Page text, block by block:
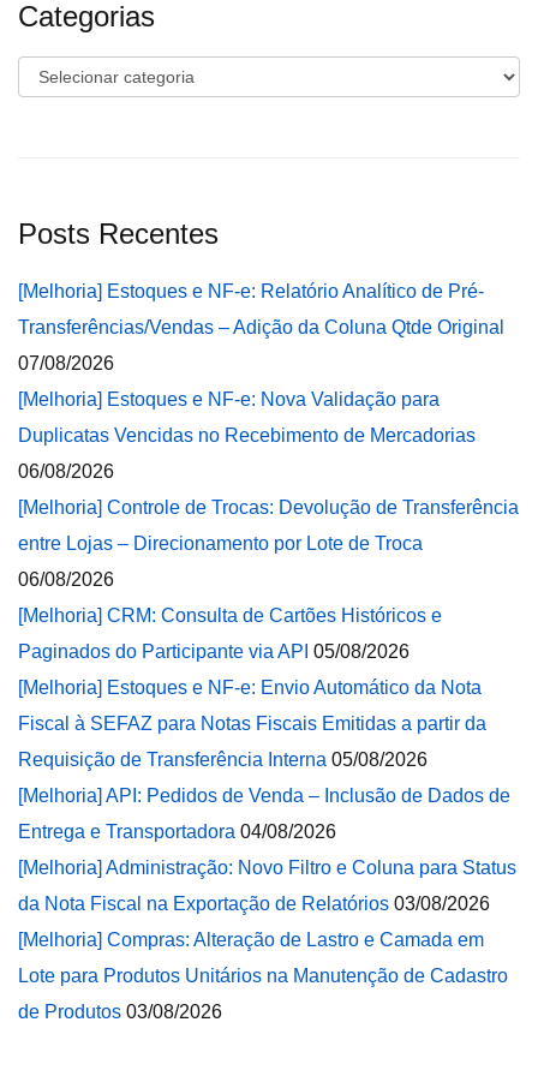
Categorias
Categorias
Posts Recentes
[Melhoria] Estoques e NF-e: Relatório Analítico de Pré-
Transferências/Vendas – Adição da Coluna Qtde Original
07/08/2026
[Melhoria] Estoques e NF-e: Nova Validação para
Duplicatas Vencidas no Recebimento de Mercadorias
06/08/2026
[Melhoria] Controle de Trocas: Devolução de Transferência
entre Lojas – Direcionamento por Lote de Troca
06/08/2026
[Melhoria] CRM: Consulta de Cartões Históricos e
Paginados do Participante via API 05/08/2026
[Melhoria] Estoques e NF-e: Envio Automático da Nota
Fiscal à SEFAZ para Notas Fiscais Emitidas a partir da
Requisição de Transferência Interna 05/08/2026
[Melhoria] API: Pedidos de Venda – Inclusão de Dados de
Entrega e Transportadora 04/08/2026
[Melhoria] Administração: Novo Filtro e Coluna para Status
da Nota Fiscal na Exportação de Relatórios 03/08/2026
[Melhoria] Compras: Alteração de Lastro e Camada em
Lote para Produtos Unitários na Manutenção de Cadastro
de Produtos 03/08/2026